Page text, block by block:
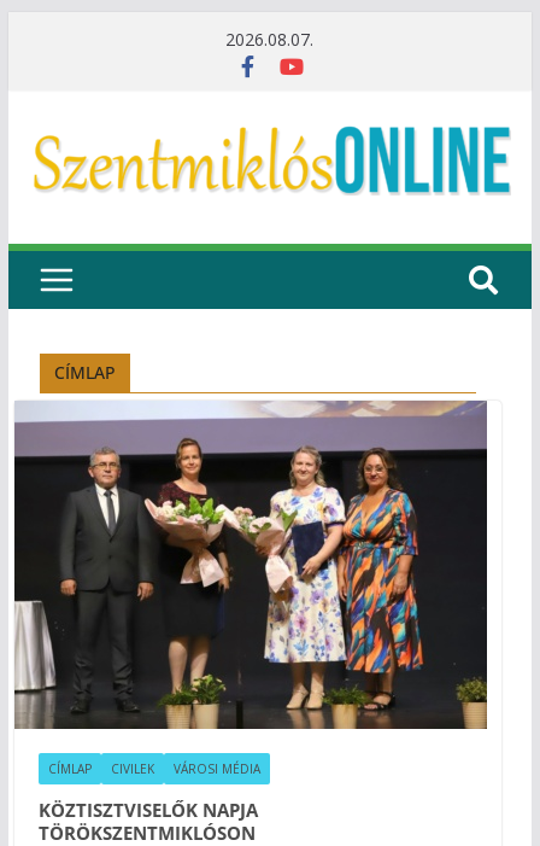
2026.08.07.
CÍMLAP
CÍMLAP CIVILEK VÁROSI MÉDIA
KÖZTISZTVISELŐK NAPJA
TÖRÖKSZENTMIKLÓSON